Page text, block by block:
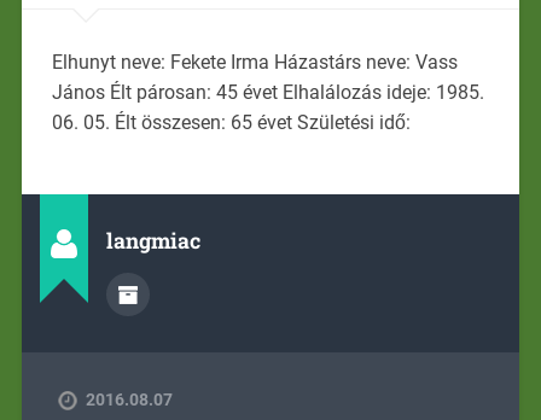
Elhunyt neve: Fekete Irma Házastárs neve: Vass
János Élt párosan: 45 évet Elhalálozás ideje: 1985.
06. 05. Élt összesen: 65 évet Születési idő:
langmiac
2016.08.07